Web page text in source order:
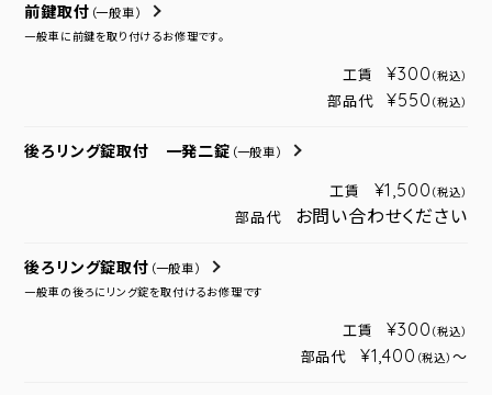
前鍵取付 （一般車）
一般車に前鍵を取り付けるお修理です。
工賃 ¥300 （税込）
部品代 ¥550 （税込）
後ろリング錠取付 一発二錠 （一般車）
工賃 ¥1,500 （税込）
部品代 お問い合わせください
後ろリング錠取付 （一般車）
一般車の後ろにリング錠を取付けるお修理です
工賃 ¥300 （税込）
部品代 ¥1,400 （税込） ～